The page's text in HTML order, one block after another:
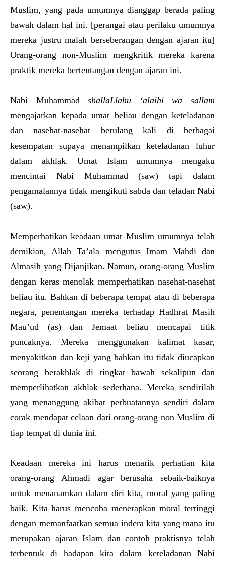
Muslim, yang pada umumnya dianggap berada paling
bawah dalam hal ini. [perangai atau perilaku umumnya
mereka justru malah berseberangan dengan ajaran itu]
Orang-orang non-Muslim mengkritik mereka karena
praktik mereka bertentangan dengan ajaran ini.
Nabi MuhammadshallaLlahu ‘alaihi wa sallam
mengajarkan kepada umat beliau dengan keteladanan
dan nasehat-nasehat berulang kali di berbagai
kesempatan supaya menampilkan keteladanan luhur
dalam akhlak. Umat ​​Islam umumnya mengaku
mencintai Nabi Muhammad (saw) tapi dalam
pengamalannya tidak mengikuti sabda dan teladan Nabi
(saw).
Memperhatikan keadaan umat Muslim umumnya telah
demikian, Allah Ta’ala mengutus Imam Mahdi dan
Almasih yang Dijanjikan. Namun, orang-orang Muslim
dengan keras menolak memperhatikan nasehat-nasehat
beliau itu. Bahkan di beberapa tempat atau di beberapa
negara, penentangan mereka terhadap Hadhrat Masih
Mau’ud (as) dan Jemaat beliau mencapai titik
puncaknya. Mereka menggunakan kalimat kasar,
menyakitkan dan keji yang bahkan itu tidak diucapkan
seorang berakhlak di tingkat bawah sekalipun dan
memperlihatkan akhlak sederhana. Mereka sendirilah
yang menanggung akibat perbuatannya sendiri dalam
corak mendapat celaan dari orang-orang non Muslim di
tiap tempat di dunia ini.
Keadaan mereka ini harus menarik perhatian kita
orang-orang Ahmadi agar berusaha sebaik-baiknya
untuk menanamkan dalam diri kita, moral yang paling
baik. Kita harus mencoba menerapkan moral tertinggi
dengan memanfaatkan semua indera kita yang mana itu
merupakan ajaran Islam dan contoh praktisnya telah
terbentuk di hadapan kita dalam keteladanan Nabi